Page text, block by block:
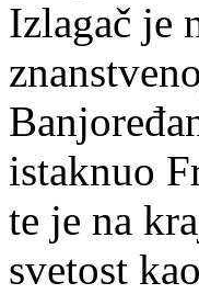
Izlagač je
istaknuo
te je na
svetost